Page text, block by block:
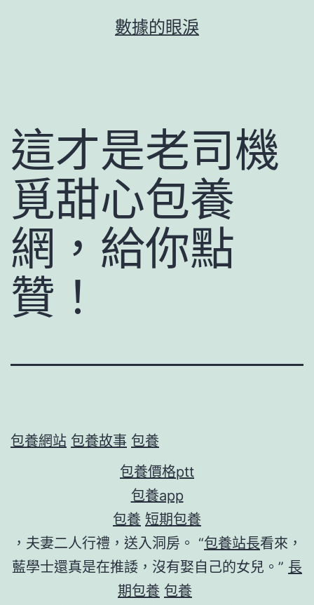
數據的眼淚
這才是老司機
覓甜心包養
網，給你點
贊！
包養網站 包養故事 包養
包養價格ptt
包養app
包養 短期包養
，夫妻二人行禮，送入洞房。 “包養站長看來，
藍學士還真是在推諉，沒有娶自己的女兒。” 長
期包養 包養